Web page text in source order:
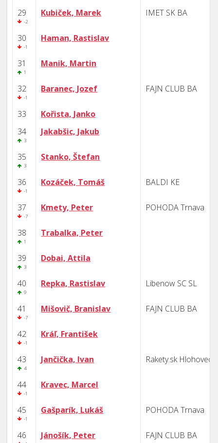
29
-2
Kubiček, Marek IMET SK BA
30
-1
Haman, Rastislav
31
1
Manik, Martin
32
-1
Baranec, Jozef FAJN CLUB BA
33
Kořista, Janko
34
3
Jakabšic, Jakub
35
3
Stanko, Štefan
36
-1
Kozáček, Tomáš BALDI KE
37
-7
Kmety, Peter POHODA Trnava
38
1
Trabalka, Peter
39
3
Dobai, Attila
40
9
Repka, Rastislav Libenow SC SL
41
-7
Mišovič, Branislav FAJN CLUB BA
42
-1
Kráľ, František
43
4
Jančička, Ivan Rakety.sk Hlohovec
44
-1
Kravec, Marcel
45
-1
Gašparík, Lukáš POHODA Trnava
46 Jánošík, Peter FAJN CLUB BA